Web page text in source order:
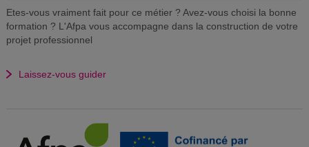
Etes-vous vraiment fait pour ce métier ? Avez-vous choisi la bonne
formation ? L'Afpa vous accompagne dans la construction de votre
projet professionnel
Laissez-vous guider